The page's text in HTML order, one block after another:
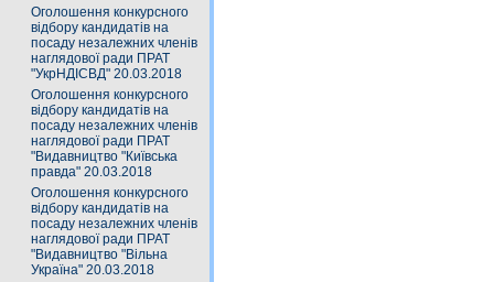
Оголошення конкурсного
відбору кандидатів на
посаду незалежних членів
наглядової ради ПРАТ
"УкрНДІСВД" 20.03.2018
Оголошення конкурсного
відбору кандидатів на
посаду незалежних членів
наглядової ради ПРАТ
"Видавництво "Київська
правда" 20.03.2018
Оголошення конкурсного
відбору кандидатів на
посаду незалежних членів
наглядової ради ПРАТ
"Видавництво "Вільна
Україна" 20.03.2018